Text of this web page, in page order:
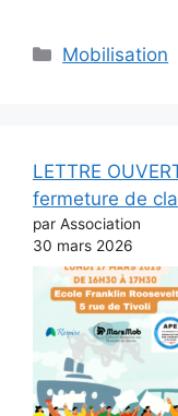
Catégories
Mobilisation
LETTRE
fermeture de
par Association
30 mars 2026